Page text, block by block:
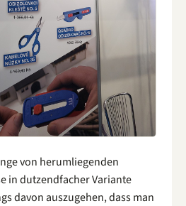
von herumliegenden
in dutzendfacher Variante
davon auszugehen, dass man